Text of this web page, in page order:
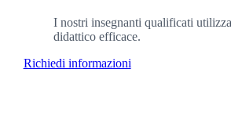
I nostri insegnanti qualificati
didattico efficace.
Richiedi informazioni